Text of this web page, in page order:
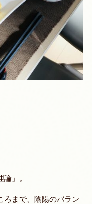
」。
ろまで、陰陽のバラン